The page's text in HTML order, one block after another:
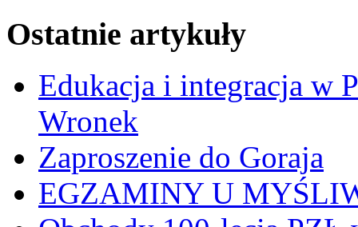
Ostatnie artykuły
Edukacja i integracja w
Wronek
Zaproszenie do Goraja
EGZAMINY U